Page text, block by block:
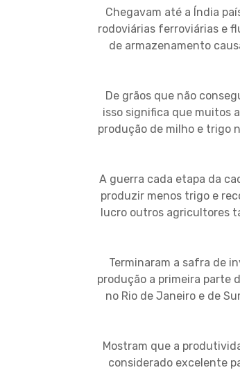
Chegavam até a Índia
rodoviárias ferroviárias e
de armazenamento
De grãos que não
isso significa que muitos
produção de milho e trigo
A guerra cada etapa da
produzir menos trigo e
lucro outros agricultores
Terminaram a safra de
produção a primeira parte
no Rio de Janeiro e de
Mostram que a
considerado excelente